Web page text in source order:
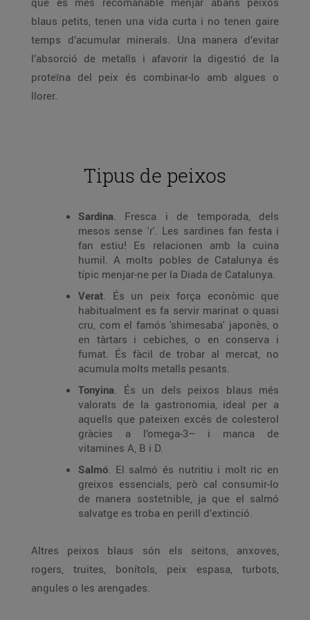
blaus petits, tenen una vida curta i no tenen gaire
temps d’acumular minerals. Una manera d’evitar
l’absorció de metalls i afavorir la digestió de la
proteïna del peix és combinar-lo amb algues o
llorer.
Tipus de peixos
Sardina. Fresca i de temporada, dels
mesos sense 'r'. Les sardines fan festa i
fan estiu! Es relacionen amb la cuina
humil. A molts pobles de Catalunya és
típic menjar-ne per la Diada de Catalunya.
Verat. És un peix força econòmic que
habitualment es fa servir marinat o quasi
cru, com el famós 'shimesaba' japonès, o
en tàrtars i cebiches, o en conserva i
fumat. És fàcil de trobar al mercat, no
acumula molts metalls pesants.
Tonyina. És un dels peixos blaus més
valorats de la gastronomia, ideal per a
aquells que pateixen excés de colesterol
gràcies a l’omega-3– i manca de
vitamines A, B i D.
Salmó. El salmó és nutritiu i molt ric en
greixos essencials, però cal consumir-lo
de manera sostetnible, ja que el salmó
salvatge es troba en perill d’extinció.
Altres peixos blaus són els seitons, anxoves,
rogers, truites, bonítols, peix espasa, turbots,
angules o les arengades.